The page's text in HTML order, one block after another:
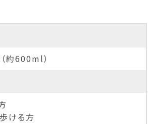
約600ml）
ける方